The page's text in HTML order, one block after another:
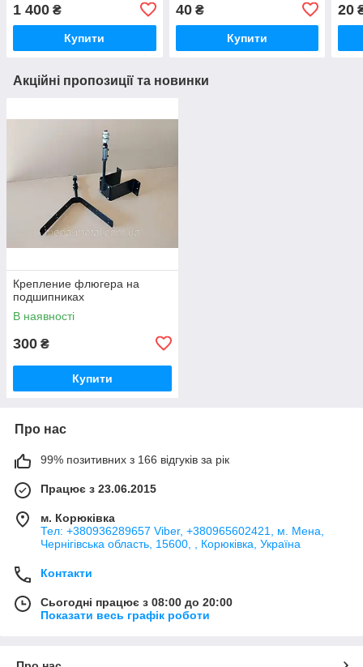
1 400 ₴
Купити
40₴
Купити
20
Акційні пропозиції та новинки
Крепление флюгера на
подшипниках
В наявності
300 ₴
Купити
Про нас
99% позитивних з 166 відгуків за рік
Працює з 23.06.2015
м. Корюківка
Тел: +380936289657 Viber, +380965602421, м. Мена,
Чернігівська область, 15600, , Корюківка, Україна
Контакти
Сьогодні працює з 08:00 до 20:00
Показати весь графік роботи